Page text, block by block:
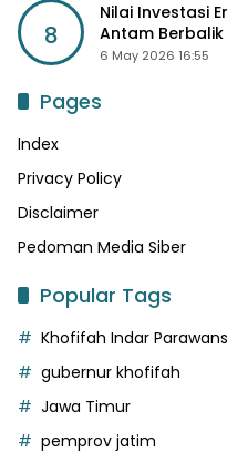
8
Nilai Investasi
Antam Berbalik
6 May 2026 16:55
Pages
Index
Privacy Policy
Disclaimer
Pedoman Media Siber
Popular Tags
Khofifah Indar
gubernur khofifah
Jawa Timur
pemprov jatim